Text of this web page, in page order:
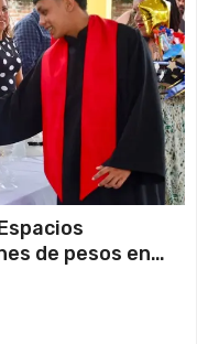
de pesos en